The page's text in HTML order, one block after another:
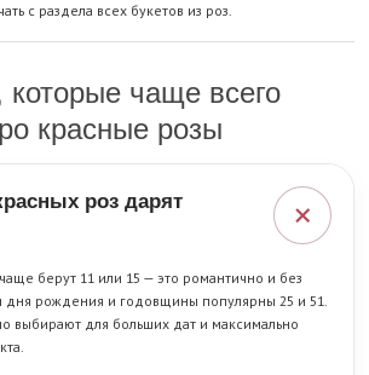
с раздела всех букетов из роз.
чаще всего
красные розы
роз дарят
+
берут 11 или 15 — это романтично и без
дня рождения и годовщины популярны 25 и 51.
выбирают для больших дат и максимально